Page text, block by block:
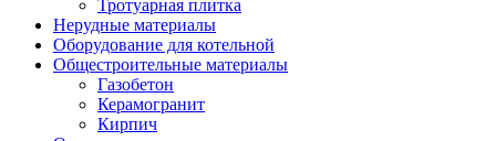
Тротуарная плитка
Нерудные материалы
Оборудование для котельной
Общестроительные материалы
Газобетон
Керамогранит
Кирпич